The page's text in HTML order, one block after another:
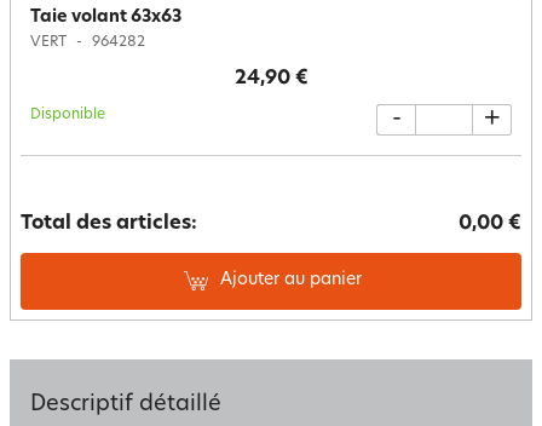
Taie volant 63x63
VERT 964282
24,90 €
Disponible - +
Total des articles: 0,00 €
Ajouter au panier
Descriptif détaillé